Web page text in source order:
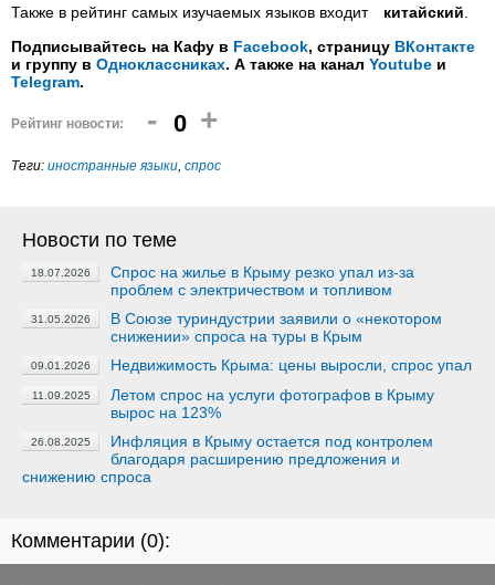
Также в рейтинг самых изучаемых языков входит
китайский
Подписывайтесь на Кафу в Facebook, страницу ВКонтакте
и группу в Одноклассниках. А также на канал Youtube и
Telegram.
Рейтинг новости: - 0 +
Теги: иностранные языки, спрос
Новости по теме
18.07.2026
Спрос на жилье в Крыму резко упал из-за
проблем с электричеством и топливом
31.05.2026
В Союзе туриндустрии заявили о «некотором
снижении» спроса на туры в Крым
09.01.2026 Недвижимость Крыма: цены выросли, спрос упал
11.09.2025
Летом спрос на услуги фотографов в Крыму
вырос на 123%
26.08.2025
Инфляция в Крыму остается под контролем
благодаря расширению предложения и
снижению спроса
Комментарии (0):